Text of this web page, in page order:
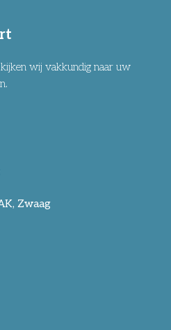
wij vakkundig naar uw
Zwaag